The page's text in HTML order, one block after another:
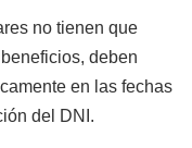
no tienen que
deben
en las fechas
del DNI.